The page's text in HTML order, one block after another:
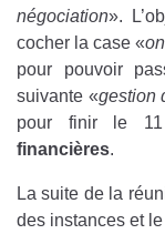
négociation».
cocher la case «
pour pouvoir
suivante «gestion
pour finir le
financières.
La suite de la
des instances et